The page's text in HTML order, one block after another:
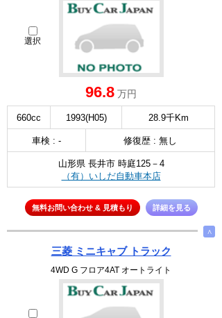
選択
96.8 万円
660cc 1993(H05) 28.9千Km
車検 : - 修復歴 : 無し
山形県 長井市 時庭125－4
（有）いしだ自動車本店
無料お問い合わせ & 見積もり 詳細を見る
∧
三菱 ミニキャブ トラック
4WD G フロア4AT オートライト